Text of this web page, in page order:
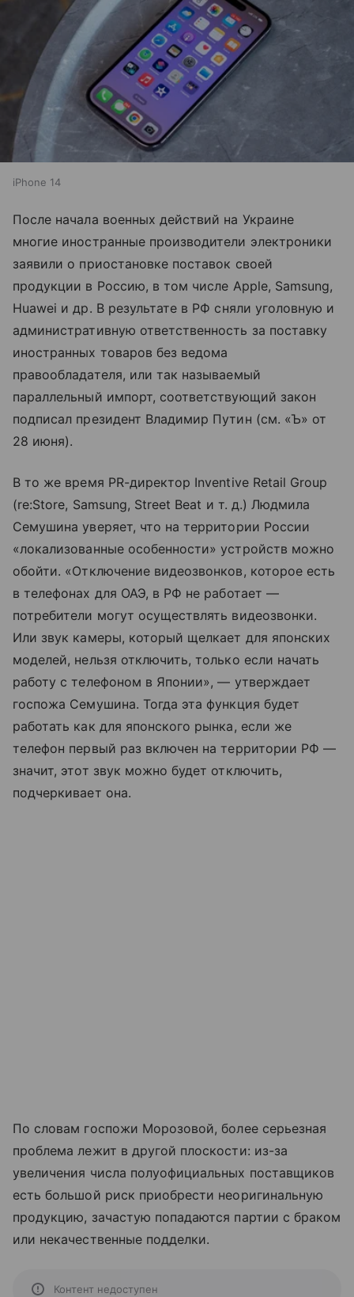
iPhone 14
После начала военных действий на Украине
многие иностранные производители электроники
заявили о приостановке поставок своей
продукции в Россию, в том числе Apple, Samsung,
Huawei и др. В результате в РФ сняли уголовную и
административную ответственность за поставку
иностранных товаров без ведома
правообладателя, или так называемый
параллельный импорт, соответствующий закон
подписал президент Владимир Путин (см. «Ъ» от
28 июня).
В то же время PR-директор Inventive Retail Group
(re:Store, Samsung, Street Beat и т. д.) Людмила
Семушина уверяет, что на территории России
«локализованные особенности» устройств можно
обойти. «Отключение видеозвонков, которое есть
в телефонах для ОАЭ, в РФ не работает —
потребители могут осуществлять видеозвонки.
Или звук камеры, который щелкает для японских
моделей, нельзя отключить, только если начать
работу с телефоном в Японии», — утверждает
госпожа Семушина. Тогда эта функция будет
работать как для японского рынка, если же
телефон первый раз включен на территории РФ —
значит, этот звук можно будет отключить,
подчеркивает она.
По словам госпожи Морозовой, более серьезная
проблема лежит в другой плоскости: из-за
увеличения числа полуофициальных поставщиков
есть большой риск приобрести неоригинальную
продукцию, зачастую попадаются партии с браком
или некачественные подделки.
Контент недоступен